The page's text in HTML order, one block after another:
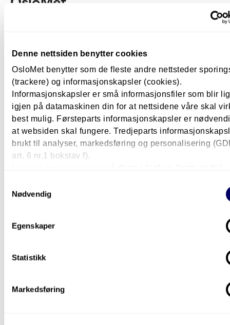
Denne nettsiden benytter cookies
OsloMet benytter som de fleste andre nettsteder
(trackere) og informasjonskapsler (cookies).
Informasjonskapsler er små informasjonsfiler som blir
igjen på datamaskinen din for at nettsidene våre skal
best mulig. Førsteparts informasjonskapsler er
at websiden skal fungere. Tredjeparts
brukt til analyser, markedsføring og personalisering
art. 6 nr.1 bokstav f).
Nødvendig
Egenskaper
Statistikk
Markedsføring
Bachelorprogram 3 år Pilestredet i Oslo
Utviklingsstudier
Årsstudium 1 år Pilestredet i Oslo Heltid
Enkeltemner fra bachelorutdanning i
utviklingsstudier
Bachelor-enkeltemne